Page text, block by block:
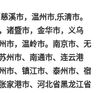
溪市，温州市,乐清市。
诸暨市，金华市，义乌
市，温岭市。南京市、无
州市、南通市、连云港
市、镇江市、泰州市、宿
家港市、河北省黑龙江省